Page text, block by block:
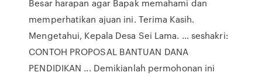
Besar harapan agar Bapak memahami dan
memperhatikan ajuan ini. Terima Kasih.
Mengetahui, Kepala Desa Sei Lama. … seshakri:
CONTOH PROPOSAL BANTUAN DANA
PENDIDIKAN ... Demikianlah permohonan ini